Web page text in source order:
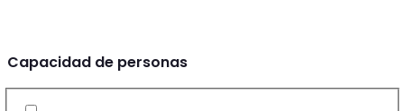
Capacidad de personas